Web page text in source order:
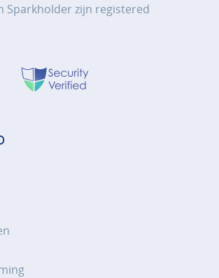
Sparkholder zijn registered